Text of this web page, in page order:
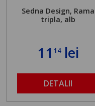
Sedna Design, Rama
tripla, alb
11 14lei
DETALII